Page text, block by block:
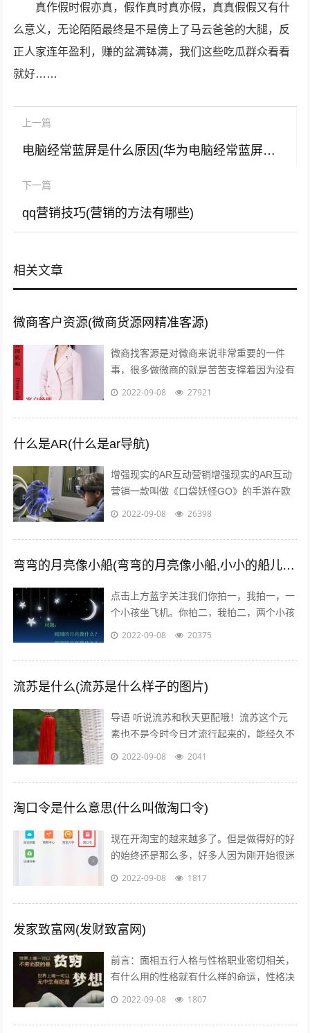
真作假时假亦真，假作真时真亦假，真真假假又有什
么意义，无论陌陌最终是不是傍上了马云爸爸的大腿，反
正人家连年盈利，赚的盆满钵满，我们这些吃瓜群众看看
就好……
上一篇
电脑经常蓝屏是什么原因(华为电脑经常蓝屏是什么原因)
下一篇
qq营销技巧(营销的方法有哪些)
相关文章
微商客户资源(微商货源网精准客源)
微商找客源是对微商来说非常重要的一件
事，很多做微商的就是苦苦支撑着因为没有
客源，微商如何找客源一直是一个不衰的话
定...
2022-09-08 27921
什么是AR(什么是ar导航)
增强现实的AR互动营销增强现实的AR互动
营销一款叫做《口袋妖怪GO》的手游在欧
美火了，在还未上线的中国，
经...
2022-09-08 26398
弯弯的月亮像小船(弯弯的月亮像小船,小小的船儿两头尖)
点击上方蓝字关注我们你拍一，我拍一，一
个小孩坐飞机。你拍二，我拍二，两个小孩
丢手绢。你拍三，我拍三，三个小孩来搬
你...
2022-09-08 20375
流苏是什么(流苏是什么样子的图片)
导语 听说流苏和秋天更配哦！流苏这个元
素也不是今时今日才流行起来的，能经久不
衰是因为它真的美呆了~踏进9月，秋高气
2022-09-08 2041
淘口令是什么意思(什么叫做淘口令)
现在开淘宝的越来越多了。但是做得好的好
的始终还是那么多，好多人因为刚开始很迷
茫，不知道怎么做，或者做到一半发现没有
2022-09-08 1817
发家致富网(发财致富网)
前言：面相五行人格与性格职业密切相关，
有什么用的性格就有什么样的命运，性格决
定命运。有些人需要白手起家获得财富，有
2022-09-08 1807